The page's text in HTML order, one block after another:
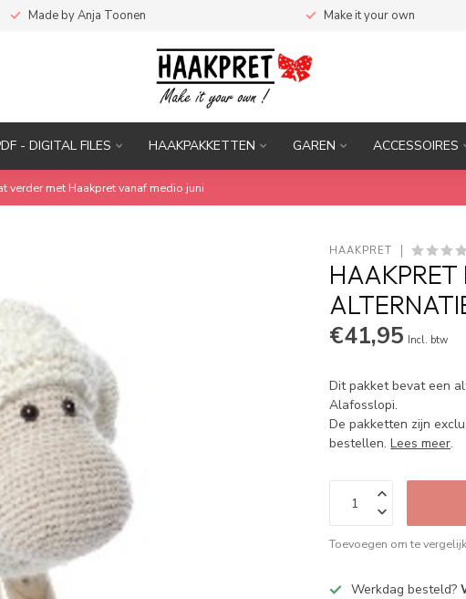
Made by Anja Toonen Make it your own
- DIGITAL FILES HAAKPAKKETTEN GAREN ACCESSOIRES
verder met Haakpret vanaf medio juni
HAAKPRET
€41,95 Incl. btw
Dit pakket bevat een
Alafosslopi.
De pakketten zijn
bestellen.Lees meer.
Toevoegen om te
Werkdag besteld?